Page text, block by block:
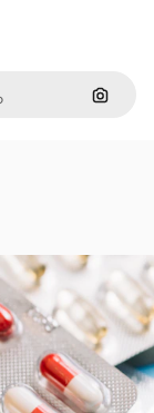
画像で